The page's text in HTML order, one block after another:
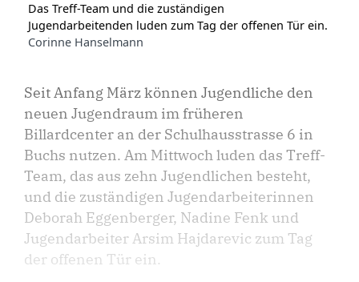
Das Treff-Team und die zuständigen
Jugendarbeitenden luden zum Tag der offenen Tür ein.
Corinne Hanselmann
Seit Anfang März können Jugendliche den
neuen Jugendraum im früheren
Billardcenter an der Schulhausstrasse 6 in
Buchs nutzen. Am Mittwoch luden das Treff-
Team, das aus zehn Jugendlichen besteht,
und die zuständigen Jugendarbeite­rinnen
Deborah Eggenberger, Nadine Fenk und
Jugendarbeiter Arsim Hajdarevic zum Tag
der offenen Tür ein.